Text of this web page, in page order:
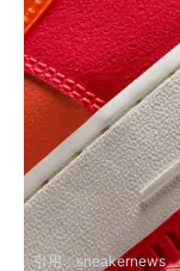
引用：sneakernews